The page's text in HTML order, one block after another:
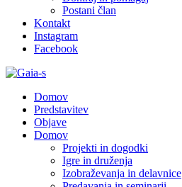
Postani član
Kontakt
Instagram
Facebook
Domov
Predstavitev
Objave
Domov
Projekti in dogodki
Igre in druženja
Izobraževanja in delavnice